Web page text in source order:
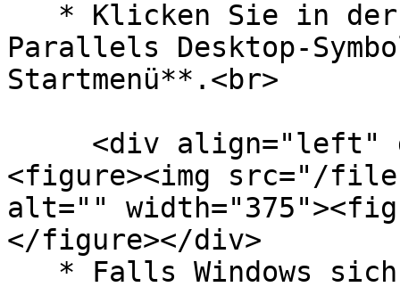
Parallels Desktop-
Startmenü**.<br>
<figure><img src="/files/
alt=""
</figure></div>